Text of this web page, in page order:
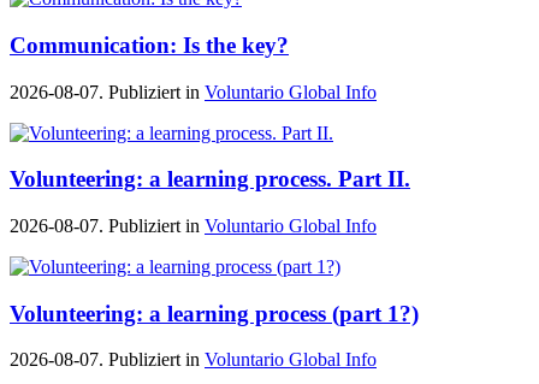
Communication: Is the key?
2026-08-07. Publiziert in Voluntario Global Info
Volunteering: a learning process. Part II.
2026-08-07. Publiziert in Voluntario Global Info
Volunteering: a learning process (part 1?)
2026-08-07. Publiziert in Voluntario Global Info